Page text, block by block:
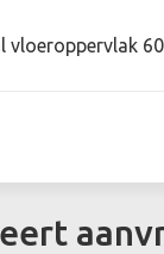
vloeroppervlak